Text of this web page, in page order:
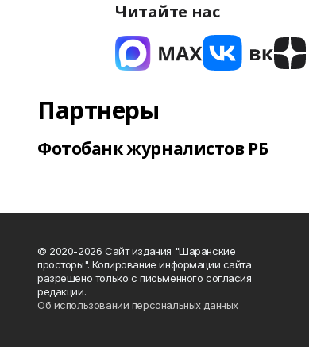
Читайте нас
Партнеры
Фотобанк журналистов РБ
© 2020-2026 Сайт издания "Шаранские
просторы". Копирование информации сайта
разрешено только с письменного согласия
редакции.
Об использовании персональных данных